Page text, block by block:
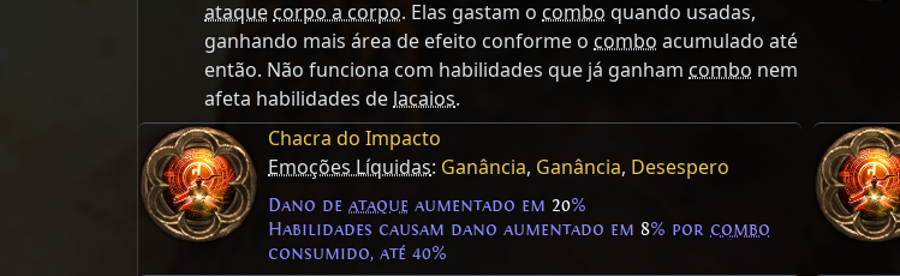
ataquecorpo a corpo. Elas gastam o combo quando usadas,
ganhando mais área de efeito conforme o combo acumulado até
então. Não funciona com habilidades que já ganham combo nem
afeta habilidades delacaios.
Chacra do Impacto
Emoções Líquidas: Ganância, Ganância, Desespero
Dano de ataque aumentado em 20%
Habilidades causam dano aumentado em 8% por combo
consumido, até 40%